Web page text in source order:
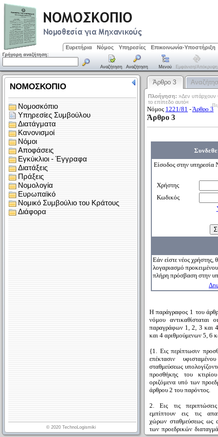
Ευρετήρια Νόμος Υπηρεσίες Επικοινωνία-Υποστήριξη
Γρήγορη αναζήτηση:
Αναζήτηση Αναζήτηση Μενού Εμφάνιση/απόκρυψη
Άρθρο 3